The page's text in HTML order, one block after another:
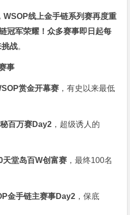
WSOP线上金手链系列赛再度重
冠军荣耀！众多赛事即日起每
挑战。
事
赏金开幕赛 ，有史以来最低
百万赛Day2 ，超级诱人的
天堂岛百W创富赛 ，最终100名
金手链主赛事Day2 ，保底